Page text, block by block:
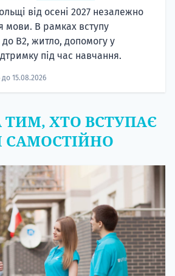
від осені 2027 незалежно
мови. В рамках вступу
B2, житло, допомогу у
під час навчання.
до 15.08.2026
ХТО ВСТУПАЄ
САМОСТІЙНО